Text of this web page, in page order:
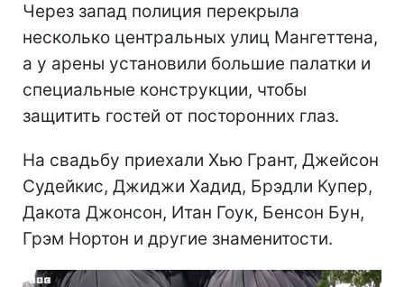
Через запад полиция перекрыла
несколько центральных улиц Мангеттена,
а у арены установили большие палатки и
специальные конструкции, чтобы
защитить гостей от посторонних глаз.
На свадьбу приехали Хью Грант, Джейсон
Судейкис, Джиджи Хадид, Брэдли Купер,
Дакота Джонсон, Итан Гоук, Бенсон Бун,
Грэм Нортон и другие знаменитости.